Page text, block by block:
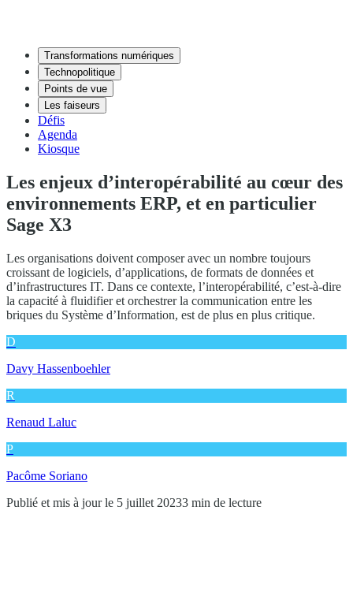
Transformations numériques
Technopolitique
Points de vue
Les faiseurs
Défis
Agenda
Kiosque
Les enjeux d’interopérabilité au cœur des
environnements ERP, et en particulier
Sage X3
Les organisations doivent composer avec un nombre toujours
croissant de logiciels, d’applications, de formats de données et
d’infrastructures IT. Dans ce contexte, l’interopérabilité, c’est-à-dire
la capacité à fluidifier et orchestrer la communication entre les
briques du Système d’Information, est de plus en plus critique.
D
Davy Hassenboehler
R
Renaud Laluc
P
Pacôme Soriano
Publié et mis à jour le 5 juillet 20233 min de lecture